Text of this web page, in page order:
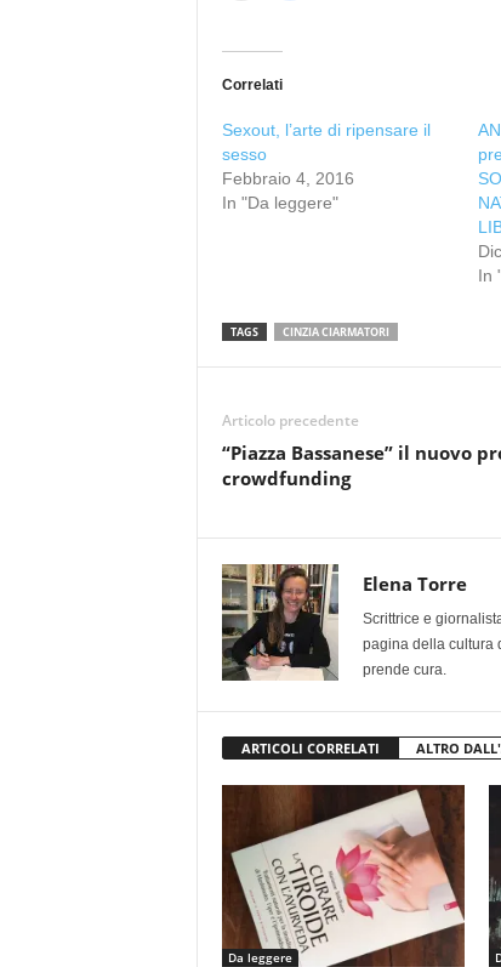
Correlati
Sexout, l’arte di ripensare il
sesso
Febbraio 4, 2016
In "Da leggere"
In
TAGS CINZIA CIARMATORI
Articolo precedente
“Piazza Bassanese” il nuovo
crowdfunding
Elena Torre
Scrittrice e
pagina della cultura
prende cura.
ARTICOLI CORRELATI ALTRO
Da leggere